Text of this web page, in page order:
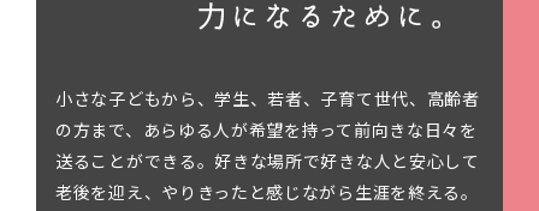
小さな子どもから、学生、若者、子育て世代、高齢者
の方まで、あらゆる人が希望を持って前向きな日々を
送ることができる。好きな場所で好きな人と安心して
老後を迎え、やりきったと感じながら生涯を終える。